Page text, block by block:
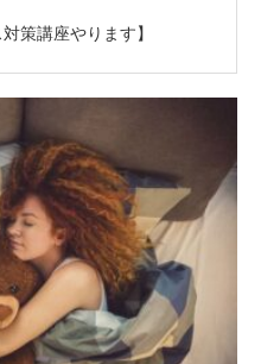
策講座やります】